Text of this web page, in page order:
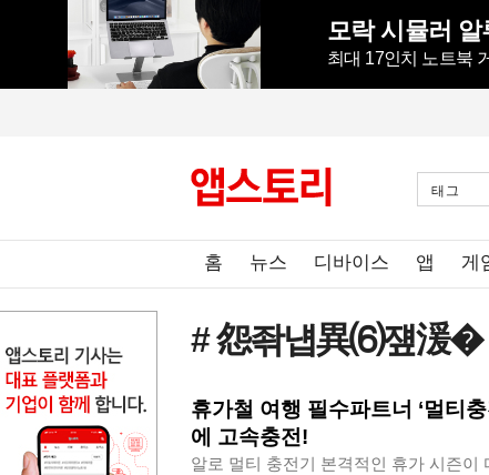
최대 17인치 노트북
태그
홈 뉴스 디바이스 앱 게
# 怨좎냽異⑹쟾湲�
휴가철 여행 필수파트너 ‘멀티
에 고속충전!
알로 멀티 충전기​ 본격적인 휴가 시즌이